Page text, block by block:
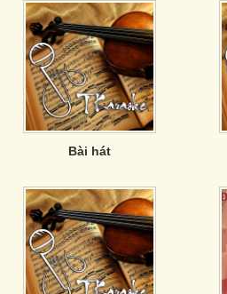
Bài hát